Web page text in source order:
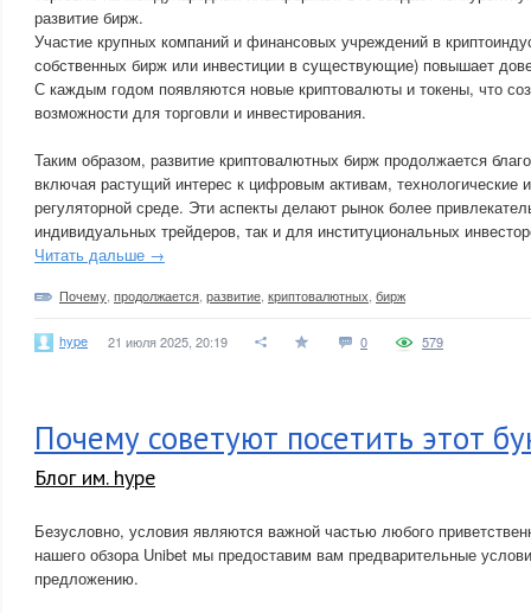
развитие бирж.
Участие крупных компаний и финансовых учреждений в
собственных бирж или инвестиции в существующие) повышает
С каждым годом появляются новые криптовалюты и токены, что
возможности для торговли и инвестирования.
Таким образом, развитие криптовалютных бирж продолжается
включая растущий интерес к цифровым активам, технологические
регуляторной среде. Эти аспекты делают рынок более
индивидуальных трейдеров, так и для институциональных
Читать дальше →
Почему продолжается развитие криптовалютных бирж
hype 21 июля 2025, 20:19 0 579
Почему советуют посетить этот
Блог им. hype
Безусловно, условия являются важной частью любого
нашего обзора Unibet мы предоставим вам предварительные
предложению.